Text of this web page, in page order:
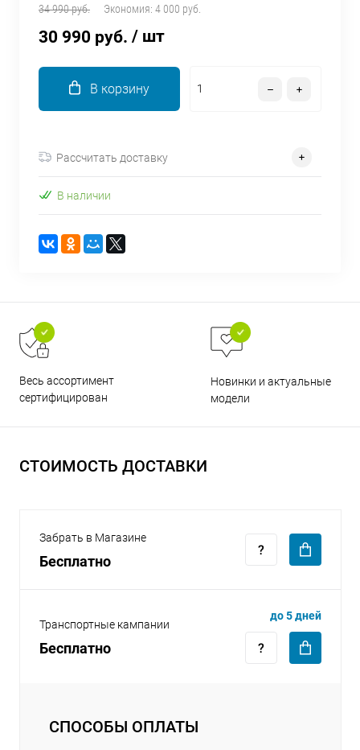
34 990 руб. Экономия: 4 000 руб.
30 990 руб. / шт
В корзину
Рассчитать доставку
В наличии
Весь ассортимент
сертифицирован
Новинки и актуальные
модели
СТОИМОСТЬ ДОСТАВКИ
Забрать в Магазине
Бесплатно
Транспортные кампании
Бесплатно
до 5 дней
СПОСОБЫ ОПЛАТЫ
раз в 2 недели
8 800 302-02-51
plait.ru